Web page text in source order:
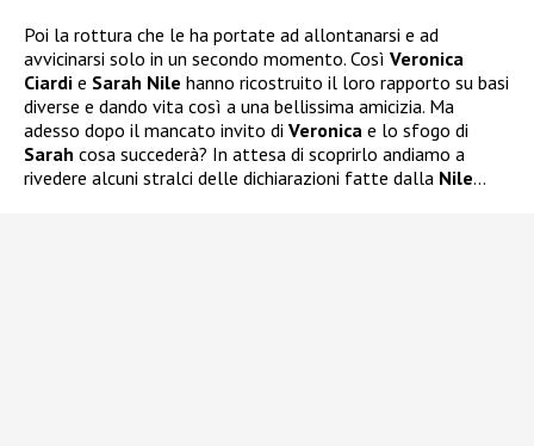
Poi la rottura che le ha portate ad allontanarsi e ad
avvicinarsi solo in un secondo momento. Così Veronica
Ciardi e Sarah Nile hanno ricostruito il loro rapporto su basi
diverse e dando vita così a una bellissima amicizia. Ma
adesso dopo il mancato invito di Veronica e lo sfogo di
Sarah cosa succederà? In attesa di scoprirlo andiamo a
rivedere alcuni stralci delle dichiarazioni fatte dalla Nile…